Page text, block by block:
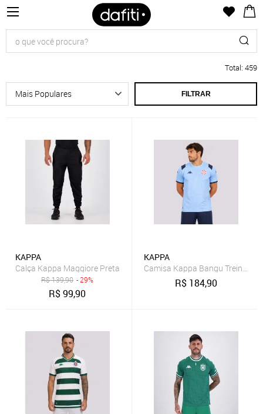
Total: 459
FILTRAR
KAPPA
Calça Kappa Maggiore Preta
R$139,90 - 29%
R$99,90
KAPPA
Camisa Kappa Bangu Treino
R$ 184,90